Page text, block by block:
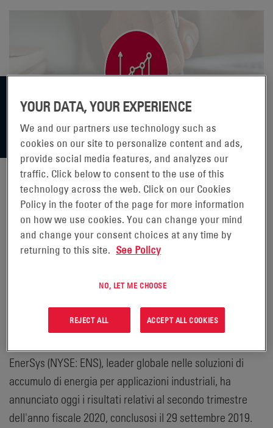
ENERSYS RIPORTA I RISULTATI
DEL SECONDO TRIMESTRE
DELL'ANNO FISCALE 2020
READING, Pennsylvania, 06
novembre 2019 (GLOBE
NEWSWIRE) -
EnerSys (NYSE: ENS), leader globale nelle soluzioni di
accumulo di energia per applicazioni industriali, ha
annunciato oggi i risultati relativi al secondo trimestre
dell'anno fiscale 2020, conclusosi il 29 settembre 2019.
YOUR DATA, YOUR EXPERIENCE
We and our partners use technology such as
cookies on our site to personalize content and ads,
provide social media features, and analyzes our
traffic. Click below to consent to the use of this
technology across the web. Click on our Cookies
Policy in the footer of the page for more information
on how we use cookies. You can change your mind
and change your consent choices at any time by
returning to this site. See Policy
NO, LET ME CHOOSE
REJECT ALL ACCEPT ALL COOKIES